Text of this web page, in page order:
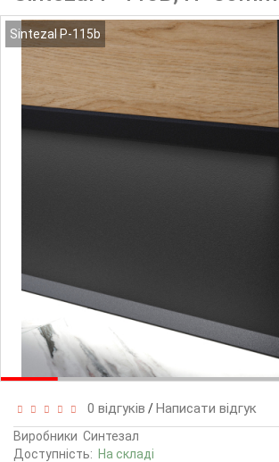
Sintezal P-115b
0 відгуків /Написати відгук
Виробники Синтезал
Доступність: На складі